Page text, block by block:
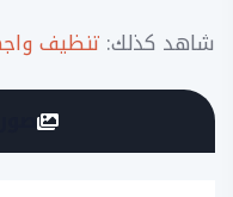
شاهد كذلك: تنظيف